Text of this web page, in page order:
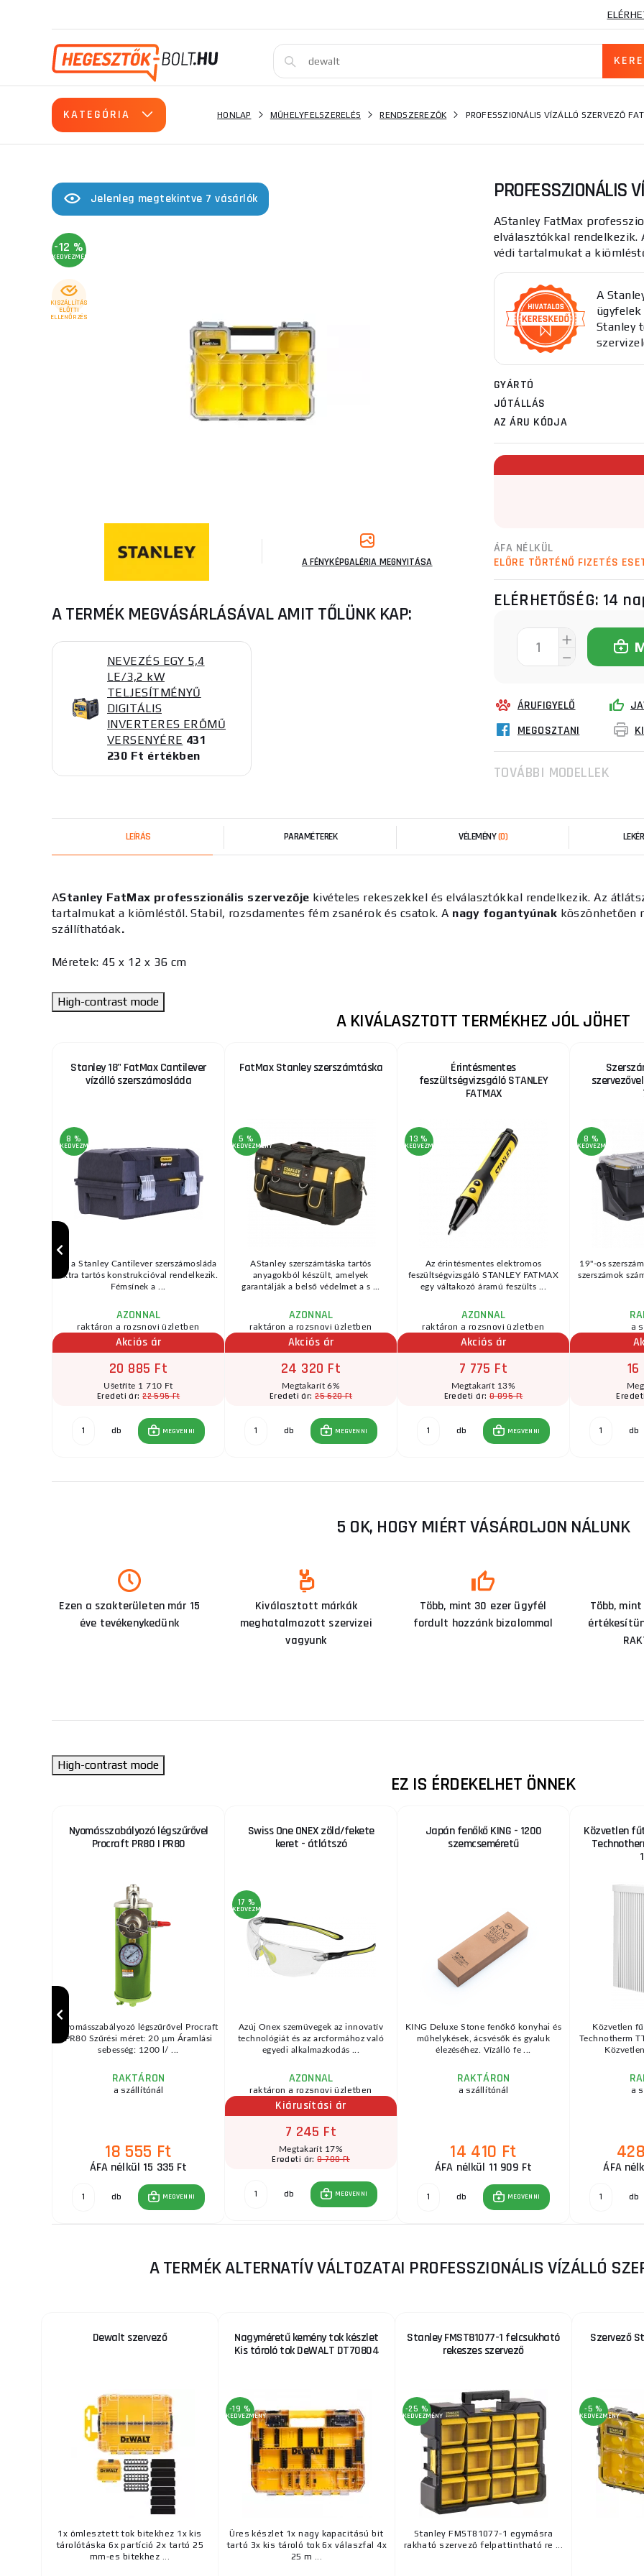
KATEGÓRIA HONLAP MŰHELYFELSZERELÉS RENDSZEREZŐK PROFESSZIONÁLIS VÍZÁLLÓ SZERVEZŐ
Jelenleg megtekintve 7 vásárlók
-12 %
KEDVEZMÉNY
KISZÁLLÍTÁS
ELŐTTI
ELLENŐRZÉS
A FÉNYKÉPGALÉRIA MEGNYITÁSA
A TERMÉK MEGVÁSÁRLÁSÁVAL AMIT TŐLÜNK KAP:
NEVEZÉS EGY 5,4
LE/3,2 kW
TELJESÍTMÉNYŰ
DIGITÁLIS
INVERTERES ERŐMŰ
VERSENYÉRE 431
230 Ft értékben
PROFESSZIONÁLIS
AStanley FatMax
elválasztókkal rendelkezik.
védi tartalmukat a
A
Stanley
GYÁRTÓ
JÓTÁLLÁS
AZ ÁRU KÓDJA
ÁFA NÉLKÜL
ELŐRE TÖRTÉNŐ FIZETÉS
ELÉRHETŐSÉG: 14
ÁRUFIGYELŐ
MEGOSZTANI
TOVÁBBI MODELLEK
LEÍRÁS PARAMÉTEREK VÉLEMÉNY(0)
AStanley FatMax professzionális szervezője kivételes rekeszekkel és elválasztókkal rendelkezik. Az
tartalmukat a kiömléstől. Stabil, rozsdamentes fém zsanérok és csatok. A nagy fogantyúnak köszönhetően
szállíthatóak.
Méretek: 45 x 12 x 36 cm
High-contrast mode
A KIVÁLASZTOTT TERMÉKHEZ JÓL JÖHET
Stanley 18" FatMax Cantilever
vízálló szerszámosláda
8 %
KEDVEZMÉNY
Ez a Stanley Cantilever szerszámosláda
extra tartós konstrukcióval rendelkezik.
Fémsínek a ...
AZONNAL
raktáron a rozsnovi üzletben
Akciós ár
20 885 Ft
Ušetříte 1 710 Ft
Eredeti ár:22 595 Ft
db MEGVENNI
FatMax Stanley szerszámtáska
5 %
KEDVEZMÉNY
AStanley szerszámtáska tartós
anyagokból készült, amelyek
garantálják a belső védelmet a s ...
AZONNAL
raktáron a rozsnovi üzletben
Akciós ár
24 320 Ft
Megtakarít 6%
Eredeti ár:25 620 Ft
db MEGVENNI
Érintésmentes
feszültségvizsgáló STANLEY
FATMAX
13 %
KEDVEZMÉNY
Az érintésmentes elektromos
feszültségvizsgáló STANLEY FATMAX
egy váltakozó áramú feszülts ...
AZONNAL
raktáron a rozsnovi üzletben
Akciós ár
7 775 Ft
Megtakarít 13%
Eredeti ár:8 895 Ft
db MEGVENNI
8 %
KEDVEZMÉNY
19"-os
szerszámok
a
db
5 OK, HOGY MIÉRT VÁSÁROLJON NÁLUNK
Ezen a szakterületen már 15
éve tevékenykedünk
Kiválasztott márkák
meghatalmazott szervizei
vagyunk
Több, mint 30 ezer ügyfél
fordult hozzánk bizalommal
Több,
High-contrast mode
EZ IS ÉRDEKELHET ÖNNEK
Nyomásszabályozó légszűrővel
Procraft PR80 | PR80
Nyomásszabályozó légszűrővel Procraft
PR80 Szűrési méret: 20 µm Áramlási
sebesség: 1200 l/ ...
RAKTÁRON
a szállítónál
18 555 Ft
ÁFA nélkül 15 335 Ft
db MEGVENNI
Swiss One ONEX zöld/fekete
keret - átlátszó
17 %
KEDVEZMÉNY
Azúj Onex szemüvegek az innovatív
technológiát és az arcformához való
egyedi alkalmazkodás ...
AZONNAL
raktáron a rozsnovi üzletben
Kiárusítási ár
7 245 Ft
Megtakarít 17%
Eredeti ár:8 700 Ft
db MEGVENNI
Japán fenőkő KING - 1200
szemcseméretű
KING Deluxe Stone fenőkő konyhai és
műhelykések, ácsvésők és gyaluk
élezéséhez. Vízálló fe ...
RAKTÁRON
a szállítónál
14 410 Ft
ÁFA nélkül 11 909 Ft
db MEGVENNI
Közvetlen
Közvetlen
Technotherm
a
ÁFA
db
A TERMÉK ALTERNATÍV VÁLTOZATAI PROFESSZIONÁLIS VÍZÁLLÓ
Dewalt szervező
1x ömlesztett tok bitekhez 1x kis
tárolótáska 6x partíció 2x tartó 25
mm-es bitekhez ...
Nagyméretű kemény tok készlet
Kis tároló tok DeWALT DT70804
-19 %
KEDVEZMÉNY
Üres készlet 1x nagy kapacitású bit
tartó 3x kis tároló tok 6x válaszfal 4x
25 m ...
Stanley FMST81077-1 felcsukható
rekeszes szervező
-25 %
KEDVEZMÉNY
Stanley FMST81077-1 egymásra
rakható szervező felpattintható re ...
Szervező
-5 %
KEDVEZMÉNY